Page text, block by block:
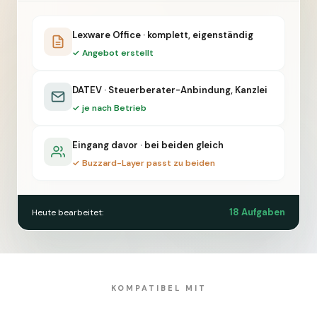
Lexware Office · komplett, eigenständig
✓ Angebot erstellt
DATEV · Steuerberater-Anbindung, Kanzlei
✓ je nach Betrieb
Eingang davor · bei beiden gleich
✓ Buzzard-Layer passt zu beiden
Heute bearbeitet: 18 Aufgaben
KOMPATIBEL MIT